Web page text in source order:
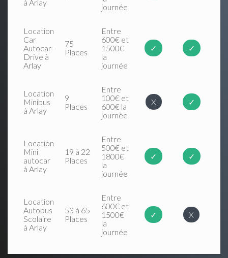
à Arlay
journée
Location
Car
Autocar-
Drive à
Arlay
75
Places
Entre
600€ et
1500€
la
journée
✓ ✓
Location
Minibus
à Arlay
9
Places
Entre
100€ et
600€ la
journée
X ✓
Location
Mini
autocar
à Arlay
19 à 22
Places
Entre
500€ et
1800€
la
journée
✓ ✓
Location
Autobus
Scolaire
à Arlay
53 à 65
Places
Entre
600€ et
1500€
la
journée
✓ X